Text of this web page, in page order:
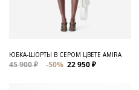
ЮБКА-ШОРТЫ В СЕРОМ ЦВЕТЕ AMIRA
45 900 ₽ -50% 22 950 ₽